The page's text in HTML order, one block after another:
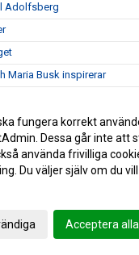
Adolfsberg
Maria Busk inspirerar
mot FF
18/8
fungera korrekt
Dessa går inte att
använda frivilliga
Du väljer själv om du
Acceptera alla